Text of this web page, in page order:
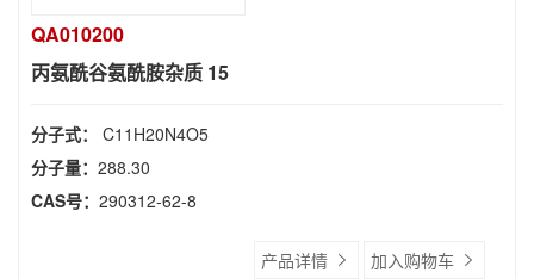
QA010200
丙氨酰谷氨酰胺杂质 15
分子式： C11H20N4O5
分子量： 288.30
CAS号： 290312-62-8
产品详情 加入购物车